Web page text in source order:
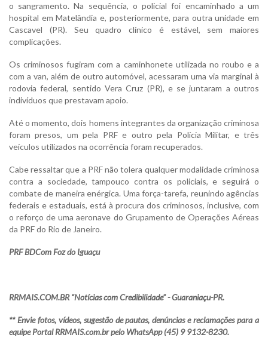
o sangramento. Na sequência, o policial foi encaminhado a um
hospital em Matelândia e, posteriormente, para outra unidade em
Cascavel (PR). Seu quadro clínico é estável, sem maiores
complicações.
Os criminosos fugiram com a caminhonete utilizada no roubo e a
com a van, além de outro automóvel, acessaram uma via marginal à
rodovia federal, sentido Vera Cruz (PR), e se juntaram a outros
indivíduos que prestavam apoio.
Até o momento, dois homens integrantes da organização criminosa
foram presos, um pela PRF e outro pela Polícia Militar, e três
veículos utilizados na ocorrência foram recuperados.
Cabe ressaltar que a PRF não tolera qualquer modalidade criminosa
contra a sociedade, tampouco contra os policiais, e seguirá o
combate de maneira enérgica. Uma força-tarefa, reunindo agências
federais e estaduais, está à procura dos criminosos, inclusive, com
o reforço de uma aeronave do Grupamento de Operações Aéreas
da PRF do Rio de Janeiro.
PRF BDCom Foz do Iguaçu
RRMAIS.COM.BR “Notícias com Credibilidade” - Guaraniaçu-PR.
** Envie fotos, vídeos, sugestão de pautas, denúncias e reclamações para a
equipe Portal RRMAIS.com.br pelo WhatsApp (45) 9 9132-8230.